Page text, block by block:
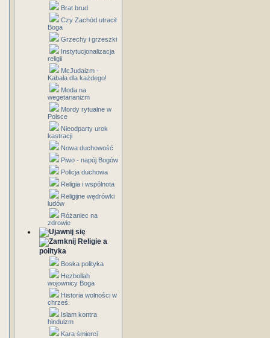
Brat brud
Czy Zachód utracił
Boga
Grzechy i grzeszki
Instytucjonalizacja
religii
McJudaizm -
Kabała dla każdego!
Moda na
wegetarianizm
Mordy rytualne w
Polsce
Nieodparty urok
kastracji
Nowa duchowość
Piwo - napój Bogów
Policja duchowa
Religia i wspólnota
Religijne wędrówki
ludów
Różaniec na
zdrowie
Religie a
polityka
Boska polityka
Hezbollah
wojownicy Boga
Historia wolności w
chrześ.
Islam kontra
hinduizm
Kara śmierci